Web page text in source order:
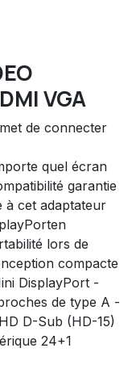
VGA
de connecter
quel écran
garantie
à cet adaptateur
lors de
compacte
DisplayPort -
de type A -
D-Sub (HD-15)
24+1